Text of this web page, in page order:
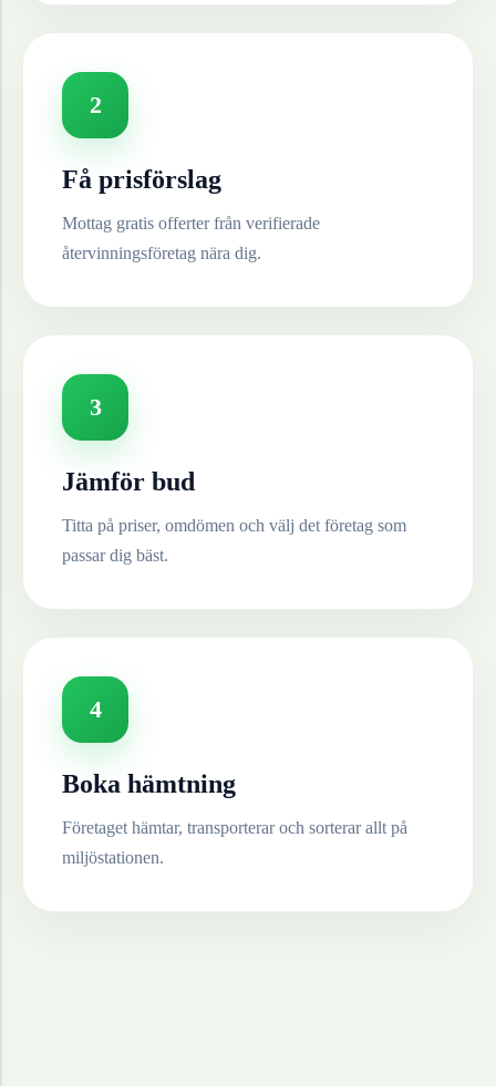
2
Få prisförslag
Mottag gratis offerter från verifierade
återvinningsföretag nära dig.
3
Jämför bud
Titta på priser, omdömen och välj det företag som
passar dig bäst.
4
Boka hämtning
Företaget hämtar, transporterar och sorterar allt på
miljöstationen.